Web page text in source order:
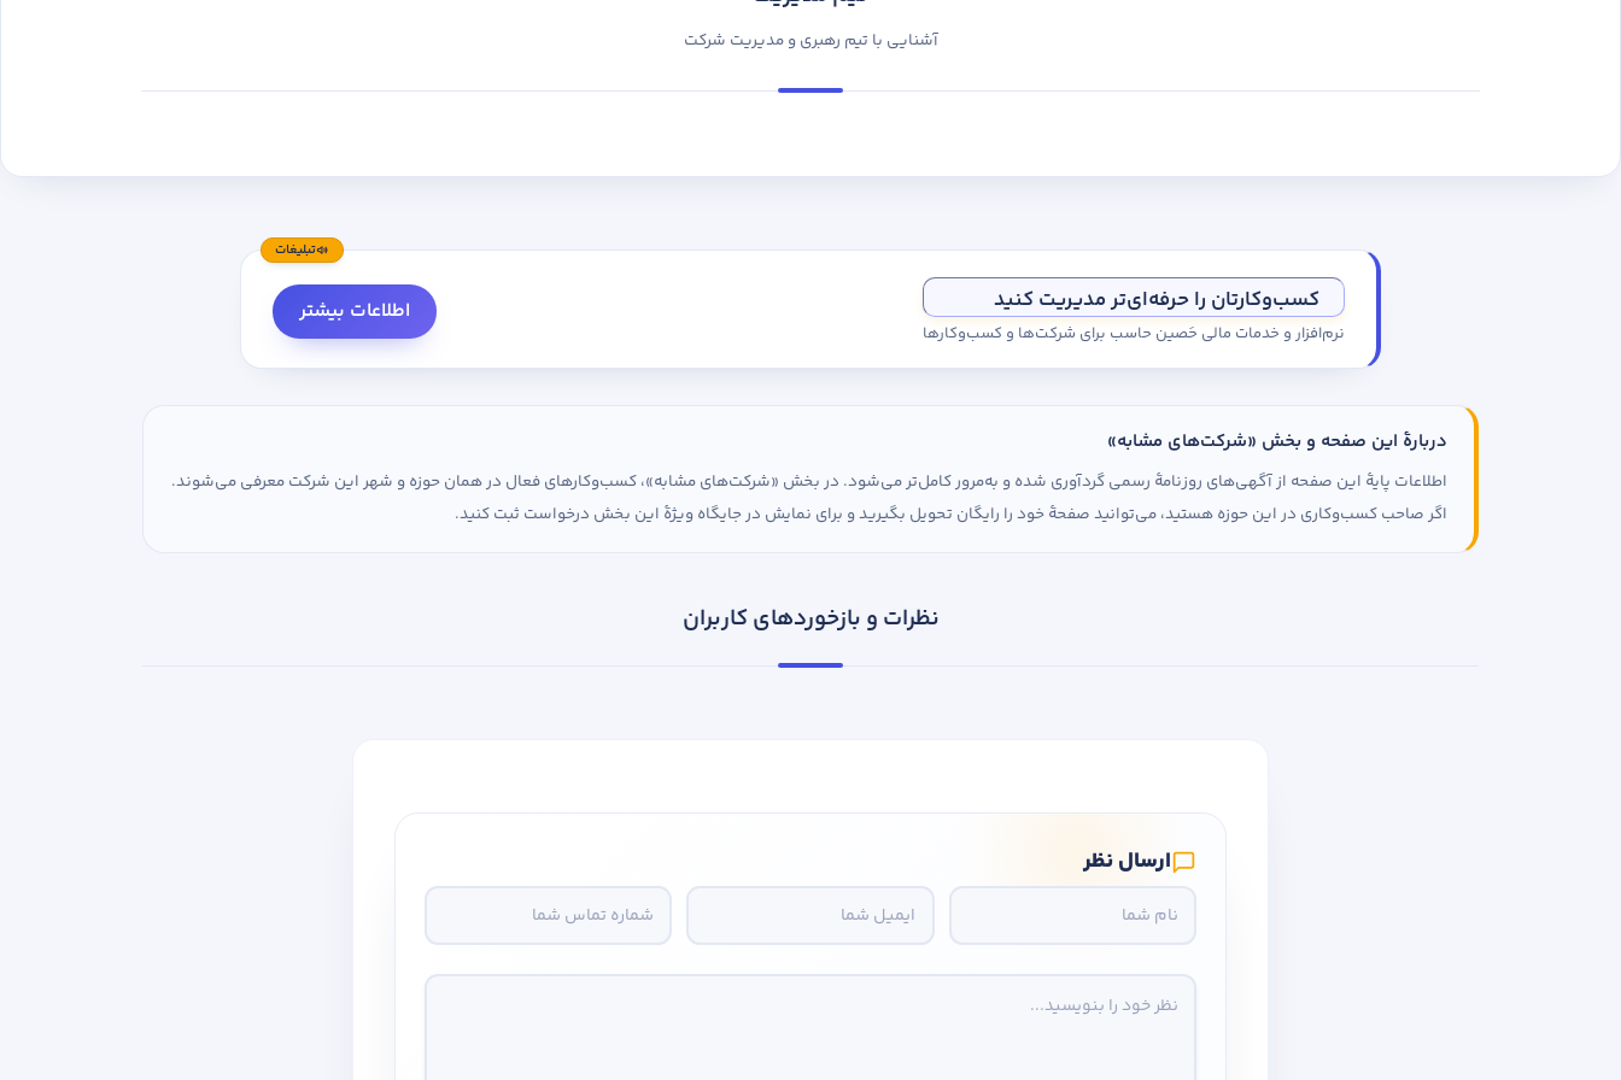
آشنایی با تیم رهبری و مدیریت شرکت
تبلیغات
کسب‌وکارتان را حرفه‌ای‌تر مدیریت کنید
نرم‌افزار و خدمات مالی حَصین حاسب برای شرکت‌ها و کسب‌وکارها
اطلاعات بیشتر
دربارهٔ این صفحه و بخش «شرکت‌های مشابه»
اطلاعات پایهٔ این صفحه از آگهی‌های روزنامهٔ رسمی گردآوری شده و به‌مرور کامل‌تر می‌شود. در بخش «شرکت‌های مشابه»، کسب‌وکارهای فعال در همان حوزه و شهر این شرکت معرفی می‌شوند.
اگر صاحب کسب‌وکاری در این حوزه هستید، می‌توانید صفحهٔ خود را رایگان تحویل بگیرید و برای نمایش در جایگاه ویژهٔ این بخش درخواست ثبت کنید.
نظرات و بازخوردهای کاربران
ارسال نظر